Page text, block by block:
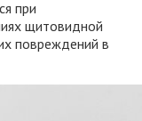
при
щитовидной
повреждений в